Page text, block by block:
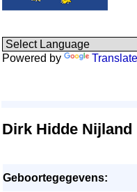
Powered by Translate
Dirk Hidde Nijland
Geboortegegevens: